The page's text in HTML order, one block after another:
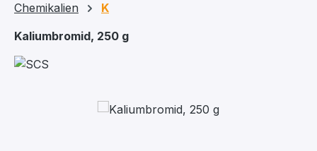
Chemikalien
K
Kaliumbromid, 250 g
Bildergalerie überspringen